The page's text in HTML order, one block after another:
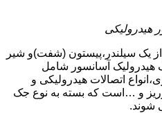
هیدرولیکی
یک سیلندر،پیستون (شفت)و شیر
هیدرولیک آسانسور شامل
اتصالات هیدرولیکی و
و …است که بسته به نوع جک
شوند.